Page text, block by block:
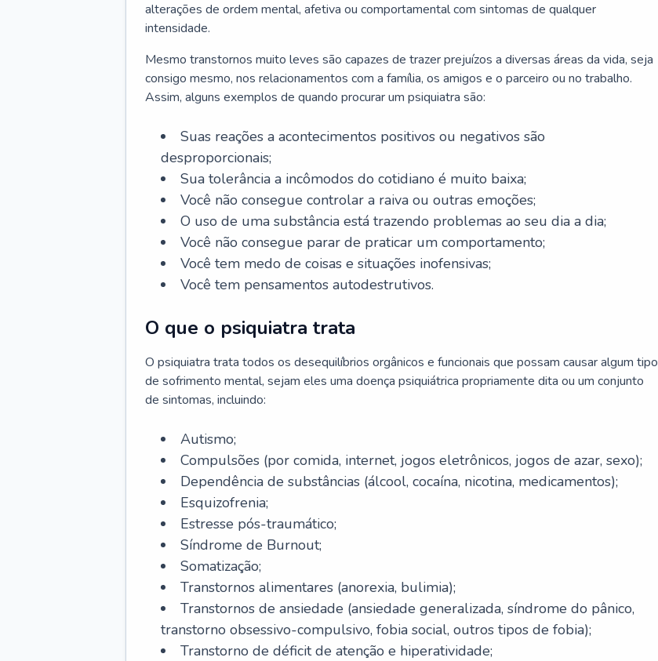
alterações de ordem mental, afetiva ou comportamental com sintomas de qualquer
intensidade.
Mesmo transtornos muito leves são capazes de trazer prejuízos a diversas áreas da vida, seja
consigo mesmo, nos relacionamentos com a família, os amigos e o parceiro ou no trabalho.
Assim, alguns exemplos de quando procurar um psiquiatra são:
Suas reações a acontecimentos positivos ou negativos são
desproporcionais;
Sua tolerância a incômodos do cotidiano é muito baixa;
Você não consegue controlar a raiva ou outras emoções;
O uso de uma substância está trazendo problemas ao seu dia a dia;
Você não consegue parar de praticar um comportamento;
Você tem medo de coisas e situações inofensivas;
Você tem pensamentos autodestrutivos.
O que o psiquiatra trata
O psiquiatra trata todos os desequilíbrios orgânicos e funcionais que possam causar algum tipo
de sofrimento mental, sejam eles uma doença psiquiátrica propriamente dita ou um conjunto
de sintomas, incluindo:
Autismo;
Compulsões (por comida, internet, jogos eletrônicos, jogos de azar, sexo);
Dependência de substâncias (álcool, cocaína, nicotina, medicamentos);
Esquizofrenia;
Estresse pós-traumático;
Síndrome de Burnout;
Somatização;
Transtornos alimentares (anorexia, bulimia);
Transtornos de ansiedade (ansiedade generalizada, síndrome do pânico,
transtorno obsessivo-compulsivo, fobia social, outros tipos de fobia);
Transtorno de déficit de atenção e hiperatividade;